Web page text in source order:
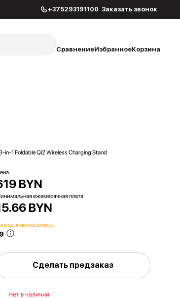
+375293191100 Заказать звонок
СравнениеИзбранноеКорзина
in-1 Foldable Qi2 Wireless Charging Stand
BYN
ежемесячная плата
BYN
к начислению:
Сделать предзаказ
Нет в наличии